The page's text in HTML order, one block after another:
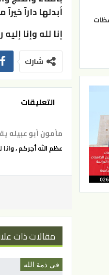
أبدلها دارآ
إنا لله وإنا
شارك
التعليقات
مأمون أبو عبيله
عظم الله أجركم ، وانا
مقالات ذات
في ذمة الله